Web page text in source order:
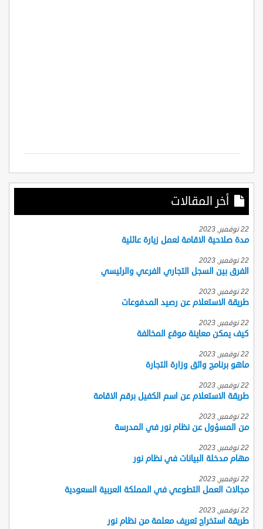
أخر المقالات
22 نوفمبر, 2023
مدة صلاحية الاقامة لعمل زيارة عائلية
22 نوفمبر, 2023
الفرق بين السجل التجاري الفرعي والرئيسي
22 نوفمبر, 2023
طريقة الاستعلام عن رصيد المدفوعات
22 نوفمبر, 2023
كيف يمكن معاينة موقع المخالفة
22 نوفمبر, 2023
ماهو برنامج واثق وزارة التجارة
22 نوفمبر, 2023
طريقة الاستعلام عن اسم الكفيل برقم الاقامة
22 نوفمبر, 2023
من المسؤول عن نظام نور في المدرسة
22 نوفمبر, 2023
مهام مدخلة البيانات في نظام نور
22 نوفمبر, 2023
مجالات العمل التطوعي في المملكة العربية السعودية
22 نوفمبر, 2023
طريقة استخراج تعريف معلمة من نظام نور